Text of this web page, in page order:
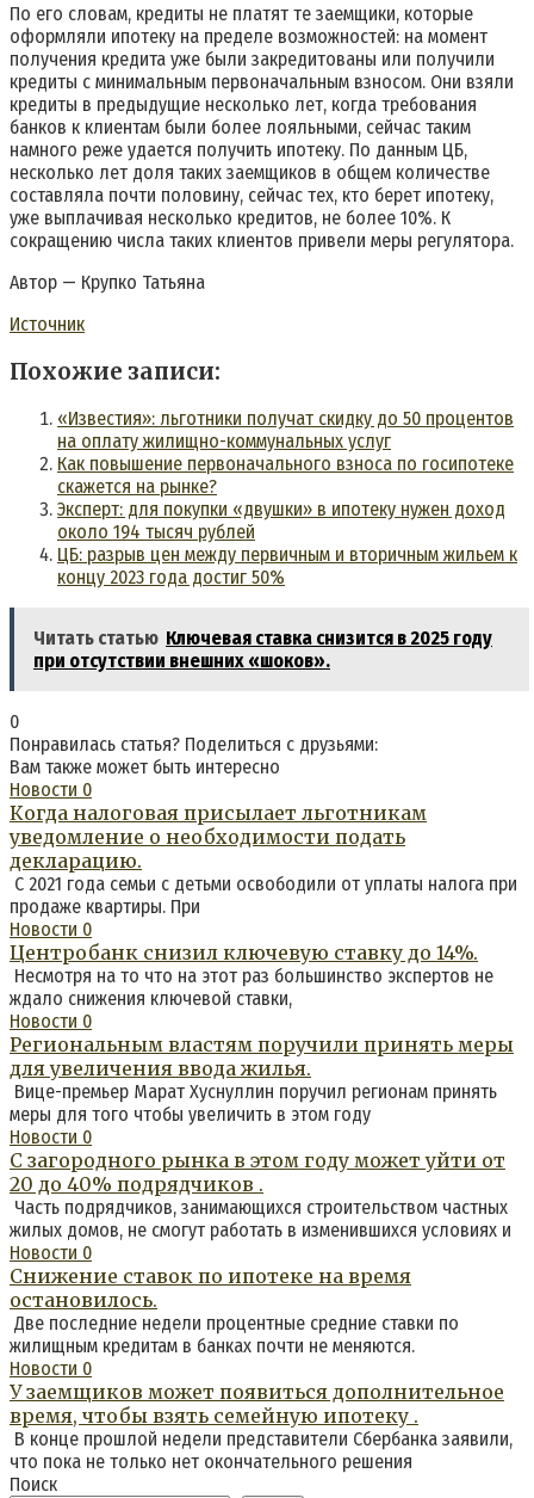
По его словам, кредиты не платят те заемщики, которые
оформляли ипотеку на пределе возможностей: на момент
получения кредита уже были закредитованы или получили
кредиты с минимальным первоначальным взносом. Они взяли
кредиты в предыдущие несколько лет, когда требования
банков к клиентам были более лояльными, сейчас таким
намного реже удается получить ипотеку. По данным ЦБ,
несколько лет доля таких заемщиков в общем количестве
составляла почти половину, сейчас тех, кто берет ипотеку,
уже выплачивая несколько кредитов, не более 10%. К
сокращению числа таких клиентов привели меры регулятора.
Автор — Крупко Татьяна
Источник
Похожие записи:
«Известия»: льготники получат скидку до 50 процентов
на оплату жилищно-коммунальных услуг
Как повышение первоначального взноса по госипотеке
скажется на рынке?
Эксперт: для покупки «двушки» в ипотеку нужен доход
около 194 тысяч рублей
ЦБ: разрыв цен между первичным и вторичным жильем к
концу 2023 года достиг 50%
Читать статью Ключевая ставка снизится в 2025 году
при отсутствии внешних «шоков».
0
Понравилась статья? Поделиться с друзьями:
Вам также может быть интересно
Новости 0
Когда налоговая присылает льготникам
уведомление о необходимости подать
декларацию.
С 2021 года семьи с детьми освободили от уплаты налога при
продаже квартиры. При
Новости 0
Центробанк снизил ключевую ставку до 14%.
Несмотря на то что на этот раз большинство экспертов не
ждало снижения ключевой ставки,
Новости 0
Региональным властям поручили принять меры
для увеличения ввода жилья.
Вице-премьер Марат Хуснуллин поручил регионам принять
меры для того чтобы увеличить в этом году
Новости 0
С загородного рынка в этом году может уйти от
20 до 40% подрядчиков .
Часть подрядчиков, занимающихся строительством частных
жилых домов, не смогут работать в изменившихся условиях и
Новости 0
Снижение ставок по ипотеке на время
остановилось.
Две последние недели процентные средние ставки по
жилищным кредитам в банках почти не меняются.
Новости 0
У заемщиков может появиться дополнительное
время, чтобы взять семейную ипотеку .
В конце прошлой недели представители Сбербанка заявили,
что пока не только нет окончательного решения
Поиск